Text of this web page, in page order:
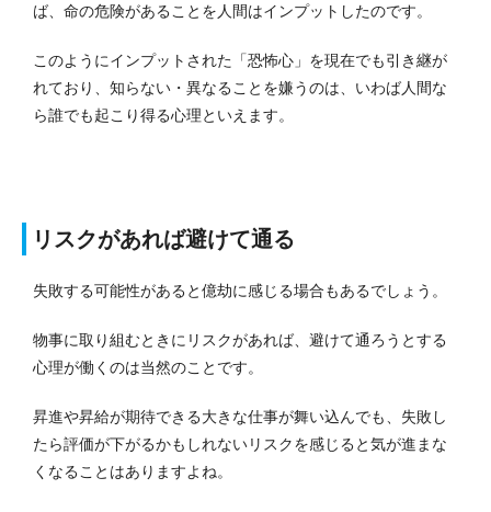
ば、命の危険があることを人間はインプットしたのです。
このようにインプットされた「恐怖心」を現在でも引き継が
れており、知らない・異なることを嫌うのは、いわば人間な
ら誰でも起こり得る心理といえます。
リスクがあれば避けて通る
失敗する可能性があると億劫に感じる場合もあるでしょう。
物事に取り組むときにリスクがあれば、避けて通ろうとする
心理が働くのは当然のことです。
昇進や昇給が期待できる大きな仕事が舞い込んでも、失敗し
たら評価が下がるかもしれないリスクを感じると気が進まな
くなることはありますよね。